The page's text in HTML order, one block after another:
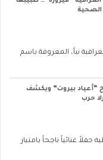
نبأ، المعروفة باسم
“أعياد بيروت” ويكشف
حفلاً غنائياً ناجحاً بامتياز